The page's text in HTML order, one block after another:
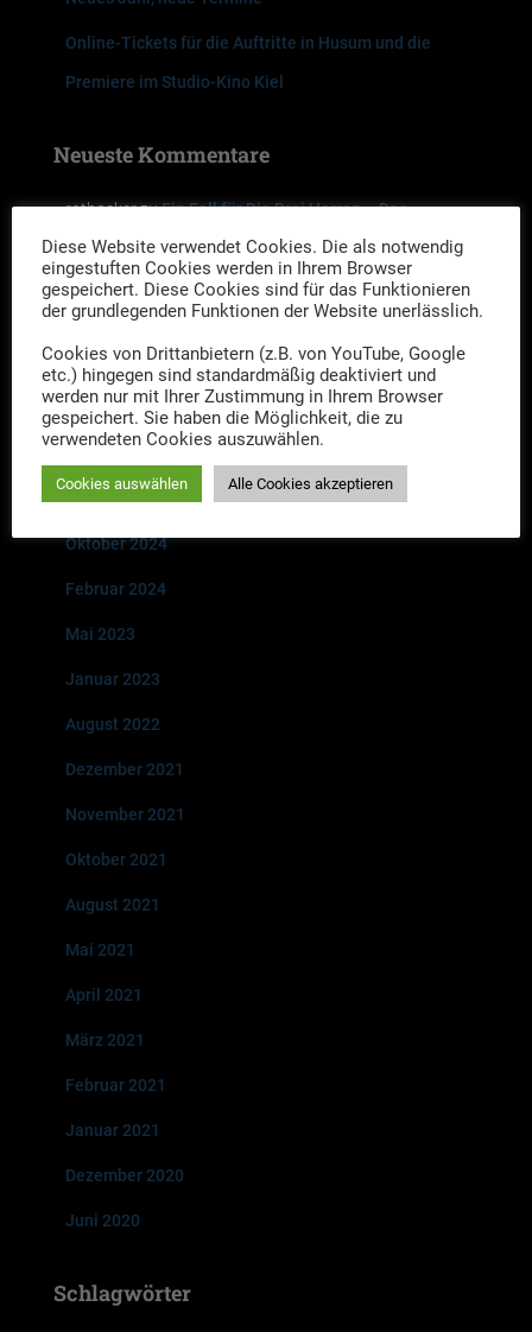
Online-Tickets für die Auftritte in Husum und die
Premiere im Studio-Kino Kiel
Neueste Kommentare
rotbockerzuEin Fall für Die Drei Herren – Das
Geheimnis des Steinzeitgrabes
tomzuEin Fall für Die Drei Herren – Das Geheimnis
Friederike LührzuEin Fall für die drei Herren –
Premiere des neuen Falles 2023 „Mord im Akkord“
Archiv
Oktober 2024
Februar 2024
Mai 2023
Januar 2023
August 2022
Dezember 2021
November 2021
Oktober 2021
August 2021
Mai 2021
April 2021
März 2021
Februar 2021
Januar 2021
Dezember 2020
Juni 2020
Schlagwörter
Diese Website verwendet Cookies. Die als notwendig
eingestuften Cookies werden in Ihrem Browser
gespeichert. Diese Cookies sind für das Funktionieren
der grundlegenden Funktionen der Website unerlässlich.
Cookies von Drittanbietern (z.B. von YouTube, Google
etc.) hingegen sind standardmäßig deaktiviert und
werden nur mit Ihrer Zustimmung in Ihrem Browser
gespeichert. Sie haben die Möglichkeit, die zu
verwendeten Cookies auszuwählen.
Cookies auswählen Alle Cookies akzeptieren